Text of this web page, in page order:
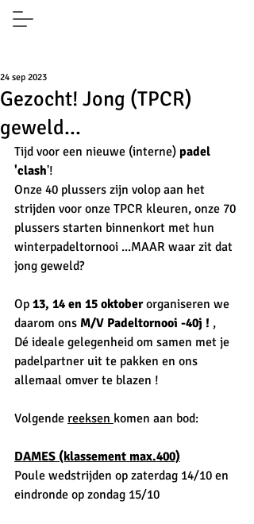
Gezocht! Jong (TPCR)
geweld...
24 sep 2023
Tijd voor een nieuwe (interne) padel
'clash'!
Onze 40 plussers zijn volop aan het
strijden voor onze TPCR kleuren, onze 70
plussers starten binnenkort met hun
winterpadeltornooi ...MAAR waar zit dat
jong geweld?
Op 13, 14 en 15 oktober organiseren we
daarom ons M/V Padeltornooi -40j ! ,
Dé ideale gelegenheid om samen met je
padelpartner uit te pakken en ons
allemaal omver te blazen !
Volgende reeksen komen aan bod:
DAMES (klassement max.400)
Poule wedstrijden op zaterdag 14/10 en
eindronde op zondag 15/10